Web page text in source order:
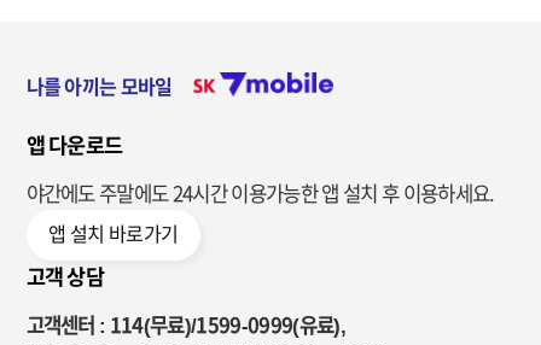
나를 아끼는 모바일
앱 다운로드
야간에도 주말에도 24시간 이용가능한앱 설치 후 이용하세요.
앱 설치 바로가기
고객 상담
고객센터 : 114(무료)/1599-0999(유료),